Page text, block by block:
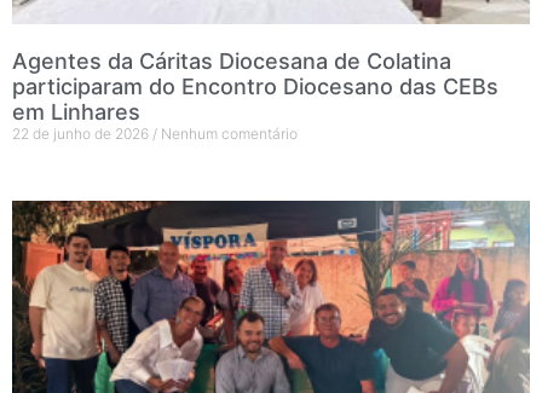
Agentes da Cáritas Diocesana de Colatina
participaram do Encontro Diocesano das CEBs
em Linhares
22 de junho de 2026 Nenhum comentário